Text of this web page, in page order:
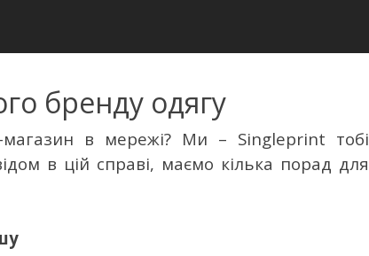
бренду одягу
в мережі? Ми – Singleprint тобі
в цій справі, маємо кілька порад для